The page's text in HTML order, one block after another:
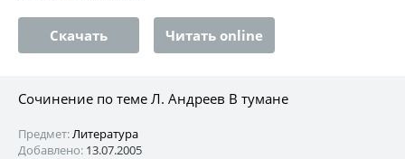
Скачать Читать online
Сочинение по теме Л. Андреев В тумане
Предмет:Литература
Добавлено: 13.07.2005